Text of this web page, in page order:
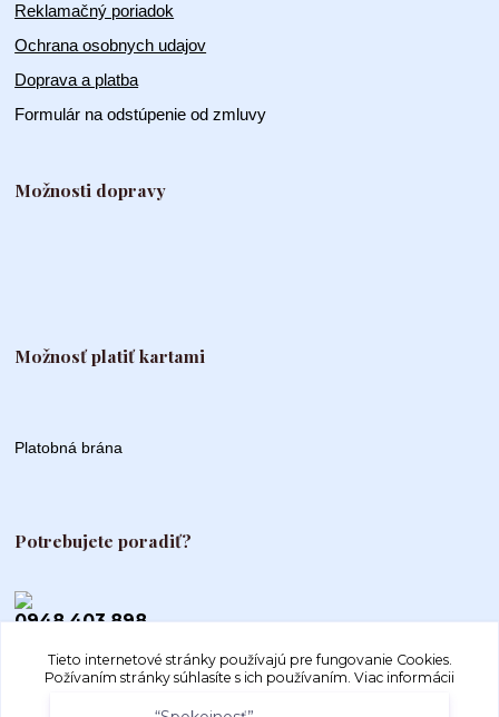
Reklamačný poriadok
Ochrana osobnych udajov
Doprava a platba
Formulár na odstúpenie od zmluvy
Možnosti dopravy
Možnosť platiť kartami
Platobná brána
Potrebujete poradiť?
0948 403 898
info@autogood.sk
Tieto internetové stránky používajú pre fungovanie Cookies.
Požívaním stránky súhlasíte s ich používaním. Viac informácii